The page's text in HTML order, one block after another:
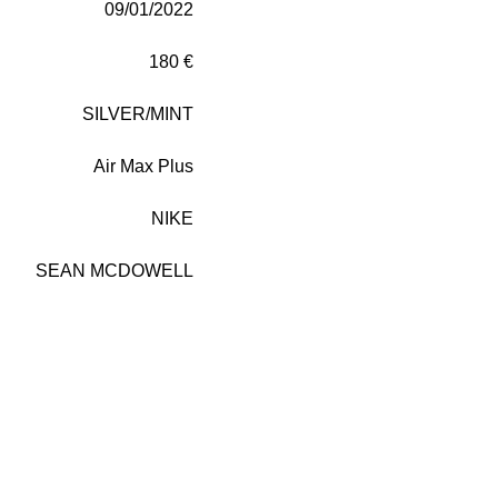
09/01/2022
180 €
SILVER/MINT
Air Max Plus
NIKE
SEAN MCDOWELL